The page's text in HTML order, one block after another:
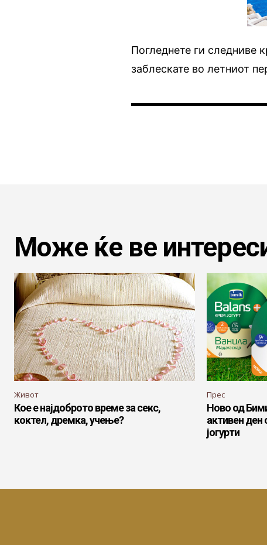
Погледнете ги следниве
заблескате во летниот
Може ќе ве
Живот
Кое е најдоброто време за секс,
коктел, дремка, учење?
Прес
Ново од
активен ден
јогурти